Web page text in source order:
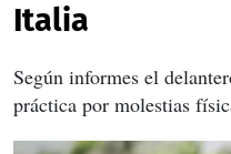
Italia
Según informes el
práctica por molestias